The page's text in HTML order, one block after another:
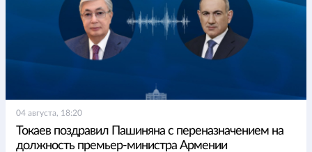
04 августа, 18:20
Токаев поздравил Пашиняна с переназначением на
должность премьер-министра Армении